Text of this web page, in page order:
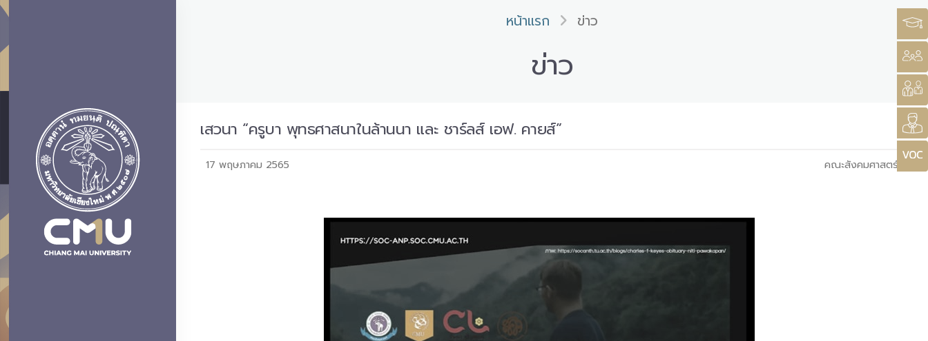
หน้าแรก ข่าว
ข่าว
เสวนา “ครูบา พุทธศาสนาในล้านนา และ ชาร์ลส์ เอฟ. คายส์”
17 พฤษภาคม 2565 คณะสังคมศาสตร์